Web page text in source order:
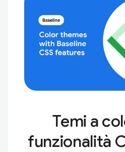
Temi a
funzionalità